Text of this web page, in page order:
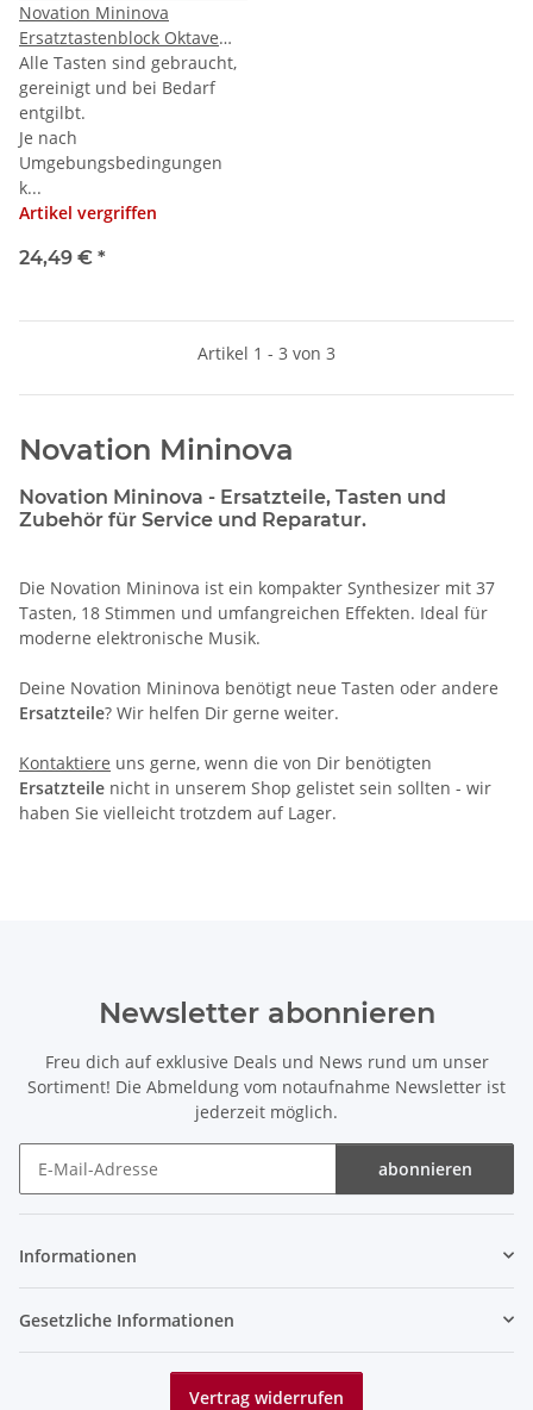
Novation Mininova
Ersatztastenblock Oktave
weiß
Alle Tasten sind gebraucht,
gereinigt und bei Bedarf
entgilbt.
Je nach
Umgebungsbedingungen
k...
Artikel vergriffen
24,49 € *
Artikel 1 - 3 von 3
Novation Mininova
Novation Mininova - Ersatzteile, Tasten und
Zubehör für Service und Reparatur.
Die Novation Mininova ist ein kompakter Synthesizer mit 37
Tasten, 18 Stimmen und umfangreichen Effekten. Ideal für
moderne elektronische Musik.
Deine Novation Mininova benötigt neue Tasten oder andere
Ersatzteile? Wir helfen Dir gerne weiter.
Kontaktiere uns gerne, wenn die von Dir benötigten
Ersatzteile nicht in unserem Shop gelistet sein sollten - wir
haben Sie vielleicht trotzdem auf Lager.
Newsletter abonnieren
Freu dich auf exklusive Deals und News rund um unser
Sortiment! Die Abmeldung vom notaufnahme Newsletter ist
jederzeit möglich.
abonnieren
Informationen
Gesetzliche Informationen
Vertrag widerrufen